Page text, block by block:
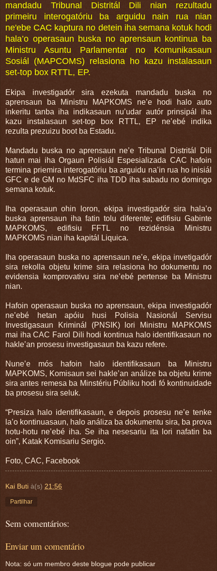
mandadu Tribunal Distritál Dili nian rezultadu
primeiru interogatóriu ba arguidu nain rua nian
ne'ebe CAC kaptura no detein iha semana kotuk hodi
hala’o operasaun buska no aprensaun kontinua ba
Ministru Asuntu Parlamentar no Komunikasaun
Sosiál (MAPCOMS) relasiona ho kazu instalasaun
set-top box RTTL, EP.
Ekipa investigadór sira ezekuta mandadu buska no
aprensaun ba Ministru MAPKOMS ne’e hodi halo auto
inkeritu tanba iha indikasaun nu’udar autór prinsipál iha
kazu instalasaun set-top box RTTL, EP ne’ebé indika
rezulta prezuizu boot ba Estadu.
Mandadu buska no aprensaun ne’e Tribunal Distritál Dili
hatun mai iha Orgaun Polisiál Espesializada CAC hafoin
termina priemira interogatóriu ba arguidu na’in rua ho inisiál
GFC e de GM no MdSFC iha TDD iha sabadu no domingo
semana kotuk.
Iha operasaun ohin loron, ekipa investigadór sira hala’o
buska aprensaun iha fatin tolu diferente; edifisiu Gabinte
MAPKOMS, edifisiu FFTL no rezidénsia Ministru
MAPKOMS nian iha kapitál Liquica.
Iha operasaun buska no aprensaun ne’e, ekipa invetigadór
sira rekolla objetu krime sira relasiona ho dokumentu no
evidensia komprovativu sira ne’ebé pertense ba Ministru
nian.
Hafoin operasaun buska no aprensaun, ekipa investigadór
ne’ebé hetan apóiu husi Polisia Nasionál Servisu
Investigasaun Kriminál (PNSIK) lori Ministru MAPKOMS
mai iha CAC Farol Dili hodi kontinua halo identifikasaun no
hakle’an prosesu investigasaun ba kazu refere.
Nune’e mós hafoin halo identifikasaun ba Ministru
MAPKOMS, Komisaun sei hakle’an análize ba objetu krime
sira antes remesa ba Minstériu Públiku hodi fó kontinuidade
ba prosesu sira seluk.
“Presiza halo identifikasaun, e depois prosesu ne’e tenke
la’o kontinuasaun, halo análiza ba dokumentu sira, ba prova
hotu-hotu ne’ebé iha. Se iha nesesariu ita lori nafatin ba
oin”, Katak Komisariu Sergio.
Foto, CAC, Facebook
Kai Buti à(s) 21:56
Partilhar
Sem comentários:
Enviar um comentário
Nota: só um membro deste blogue pode publicar